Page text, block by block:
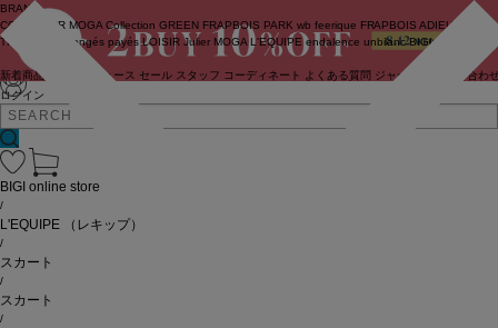
ログイン
BRAND
COUTURIER MOGA Collection GREEN FRAPBOIS PARK wb feerique FRAPBOIS ADIEU
TRISTESSE
congés payés LOISIR Julier MOGA L'EQUIPE endalence unbilanc BIGI online store
新着商品 ニュース セール スタッフ コーディネート よくある質問 ジャーナル お問い合わ
BIGI online store
/
L'EQUIPE （レキップ）
/
スカート
/
スカート
/